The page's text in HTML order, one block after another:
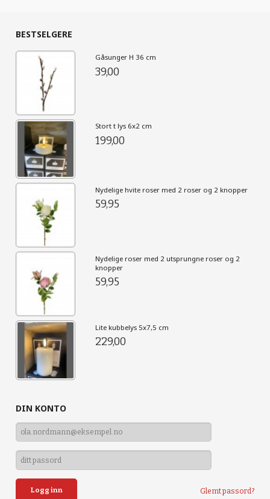
BESTSELGERE
Gåsunger H 36 cm
39,00
Stort t lys 6x2 cm
199,00
Nydelige hvite roser med 2 roser og 2 knopper
59,95
Nydelige roser med 2 utsprungne roser og 2
knopper
59,95
Lite kubbelys 5x7,5 cm
229,00
DIN KONTO
Glemt passord?